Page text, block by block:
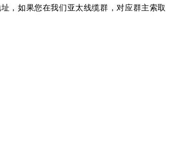
，如果您在我们亚太线缆群，对应群主索取